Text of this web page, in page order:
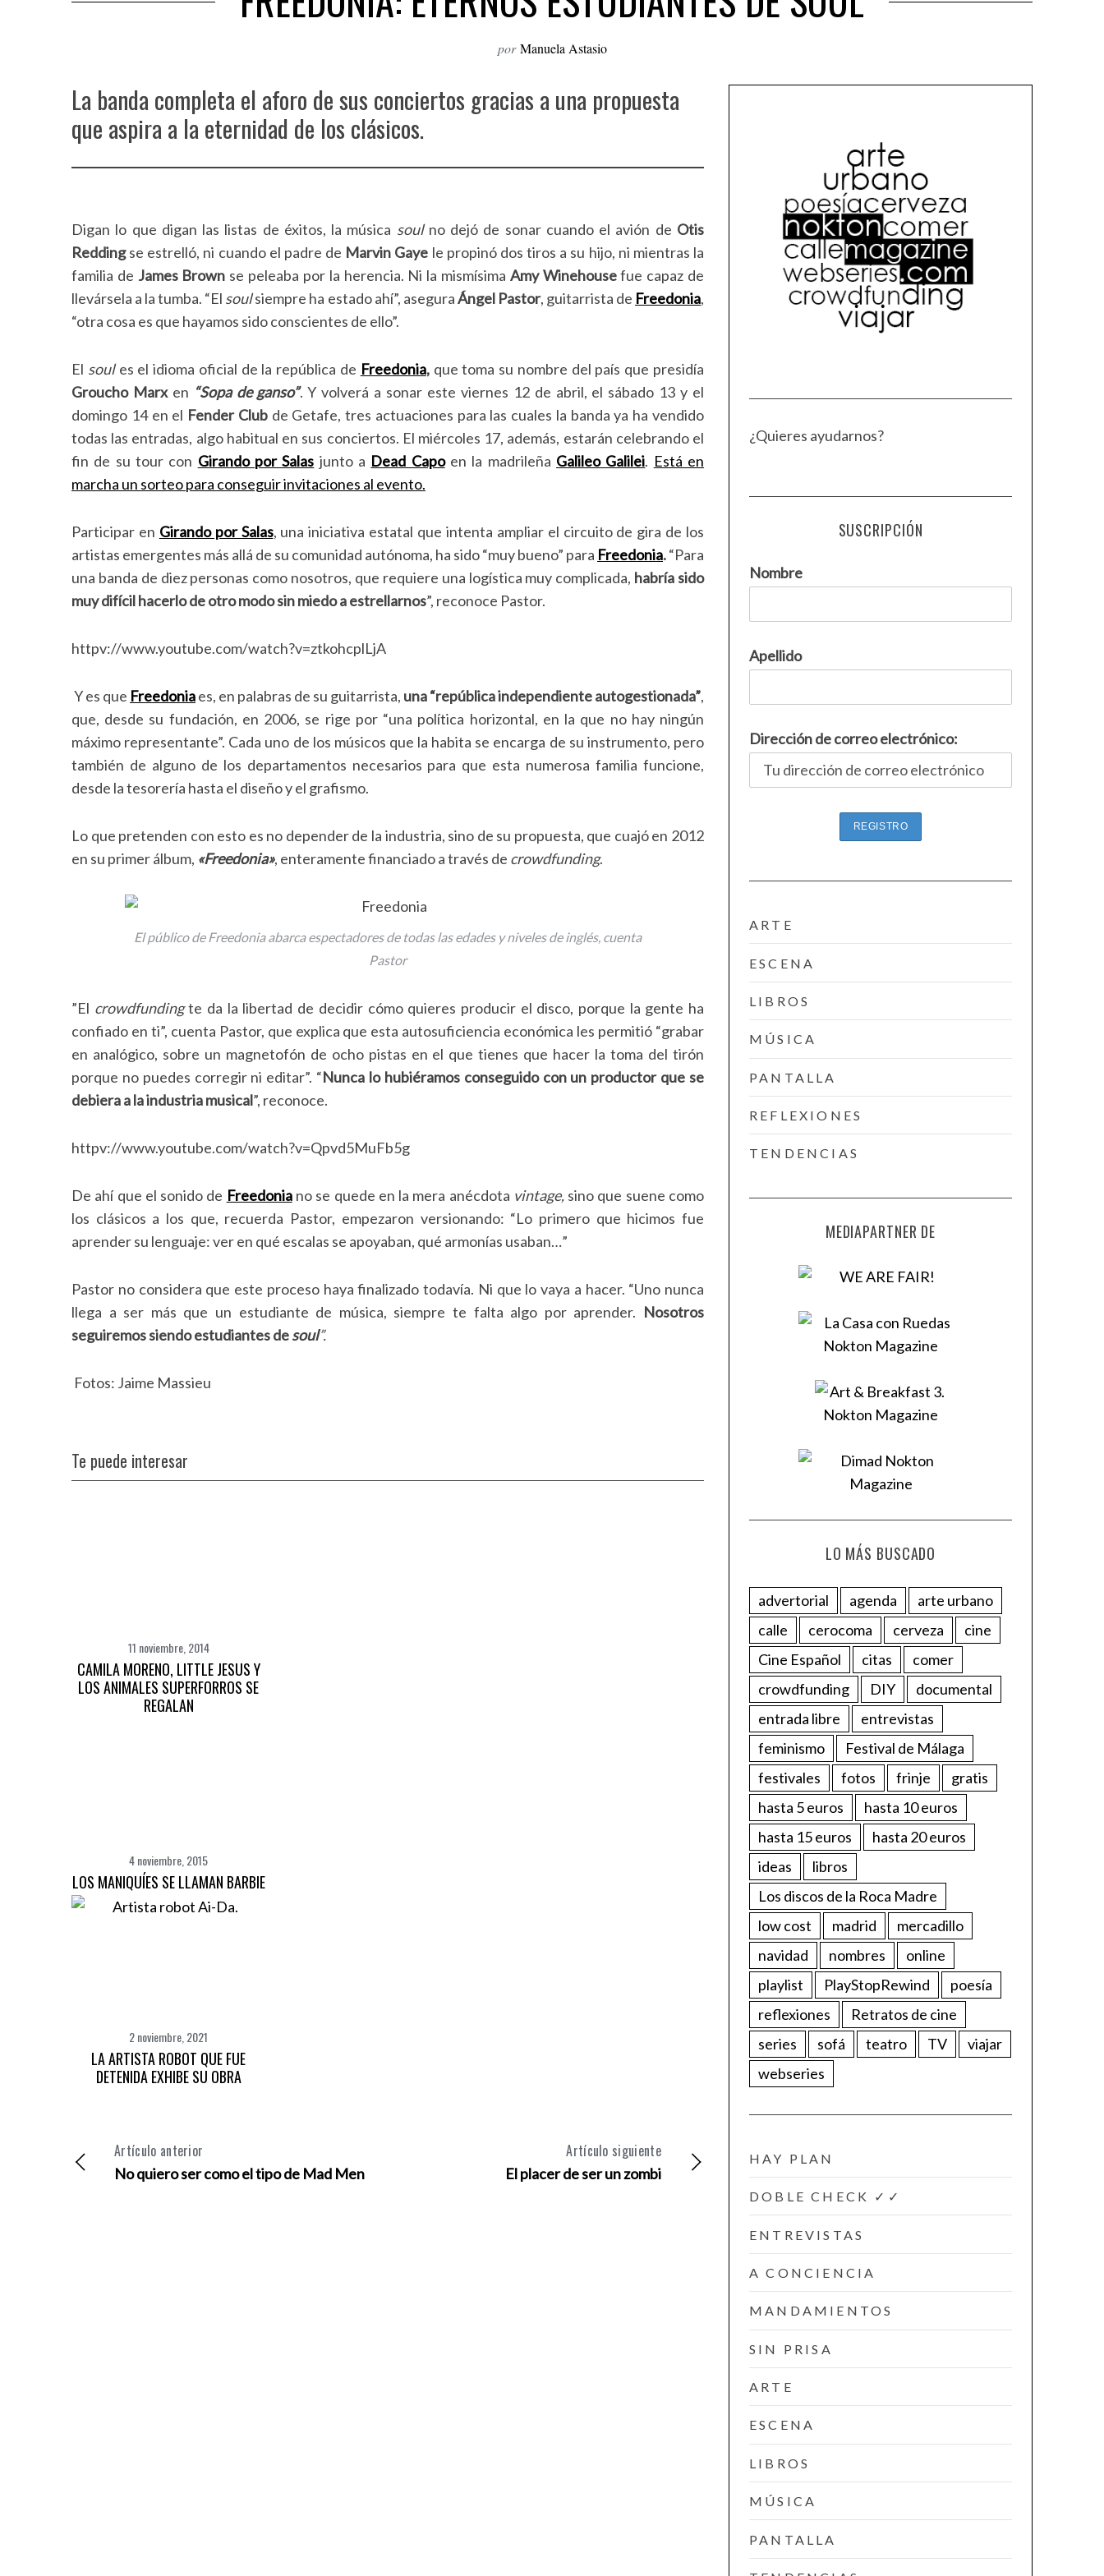
por Manuela Astasio
La banda completa el aforo de sus conciertos gracias a una propuesta
que aspira a la eternidad de los clásicos.
Digan lo que digan las listas de éxitos, la música soulno dejó de sonar cuando el avión de Otis
Reddingse estrelló, ni cuando el padre de Marvin Gaye le propinó dos tiros a su hijo, ni mientras la
familia de James Brown se peleaba por la herencia. Ni la mismísima Amy Winehousefue capaz de
llevársela a la tumba. “El soulsiempre ha estado ahí”, aseguraÁngel Pastor, guitarrista de Freedonia,
“otra cosa es que hayamos sido conscientes de ello”.
El soules el idioma oficial de la república de Freedonia,que toma su nombre del país que presidía
Groucho Marxen “Sopa de ganso”. Y volverá a sonar este viernes 12 de abril, el sábado 13 y el
domingo 14 en el Fender Clubde Getafe, tres actuaciones para las cuales la banda ya ha vendido
todas las entradas, algo habitual en sus conciertos. El miércoles 17, además, estarán celebrando el
fin de su tour con Girando por Salas junto a Dead Capoen la madrileña Galileo Galilei. Está en
marcha un sorteo para conseguir invitaciones al evento.
Participar en Girando por Salas, una iniciativa estatal que intenta ampliar el circuito de gira de los
artistas emergentes más allá de su comunidad autónoma, ha sido “muy bueno” para Freedonia.“Para
una banda de diez personas como nosotros, que requiere una logística muy complicada, habría sido
muy difícil hacerlo de otro modo sin miedo a estrellarnos”, reconoce Pastor.
httpv://www.youtube.com/watch?v=ztkohcplLjA
Y es que Freedoniaes, en palabras de su guitarrista, una “república independiente autogestionada”,
que, desde su fundación, en 2006, se rige por “una política horizontal, en la que no hay ningún
máximo representante”. Cada uno de los músicos que la habita se encarga de su instrumento, pero
también de alguno de los departamentos necesarios para que esta numerosa familia funcione,
desde la tesorería hasta el diseño y el grafismo.
Lo que pretenden con esto es no depender de la industria, sino de su propuesta, que cuajó en 2012
en su primer álbum, «Freedonia», enteramente financiado a través de crowdfunding.
El público de Freedonia abarca espectadores de todas las edades y niveles de inglés, cuenta
Pastor
”El crowdfundingte da la libertad de decidir cómo quieres producir el disco, porque la gente ha
confiado en ti”, cuenta Pastor, que explica que esta autosuficiencia económica les permitió “grabar
en analógico, sobre un magnetofón de ocho pistas en el que tienes que hacer la toma del tirón
porque no puedes corregir ni editar”. “Nunca lo hubiéramos conseguido con un productor que se
debiera a la industria musical”, reconoce.
httpv://www.youtube.com/watch?v=Qpvd5MuFb5g
De ahí que el sonido de Freedoniano se quede en la mera anécdota vintage,sino que suene como
los clásicos a los que, recuerda Pastor, empezaron versionando: “Lo primero que hicimos fue
aprender su lenguaje: ver en qué escalas se apoyaban, qué armonías usaban…”
Pastor no considera que este proceso haya finalizado todavía. Ni que lo vaya a hacer. “Uno nunca
llega a ser más que un estudiante de música, siempre te falta algo por aprender. Nosotros
seguiremos siendo estudiantes desoul”.
Fotos: Jaime Massieu
Te puede interesar
11 noviembre, 2014
CAMILA MORENO, LITTLE JESUS Y
LOS ANIMALES SUPERFORROS SE
REGALAN
4 noviembre, 2015
LOS MANIQUÍES SE LLAMAN BARBIE
2 noviembre, 2021
LA ARTISTA ROBOT QUE FUE
DETENIDA EXHIBE SU OBRA
Artículo anterior
No quiero ser como el tipo de Mad Men
Artículo siguiente
El placer de ser un zombi
¿Quieres ayudarnos?
SUSCRIPCIÓN
Nombre
Apellido
Dirección de correo electrónico:
ARTE
ESCENA
LIBROS
MÚSICA
PANTALLA
REFLEXIONES
TENDENCIAS
MEDIAPARTNER DE
LO MÁS BUSCADO
advertorial agenda
arte urbano
calle
cerocoma cerveza
cine
Cine Español
citas
comer
crowdfunding
DIY
documental
entrada libre
entrevistas
feminismo
Festival de Málaga
festivales
fotos frinje
gratis
hasta 5 euros
hasta 10 euros
hasta 15 euros
hasta 20 euros
ideas
libros
Los discos de la Roca Madre
low cost
madrid
mercadillo
navidad
nombres
online
playlist
PlayStopRewind
poesía
reflexiones
Retratos de cine
series
sofá teatro TV
viajar
webseries
HAY PLAN
DOBLE CHECK ✓✓
ENTREVISTAS
A CONCIENCIA
MANDAMIENTOS
SIN PRISA
ARTE
ESCENA
LIBROS
MÚSICA
PANTALLA
S
e
c
f
: